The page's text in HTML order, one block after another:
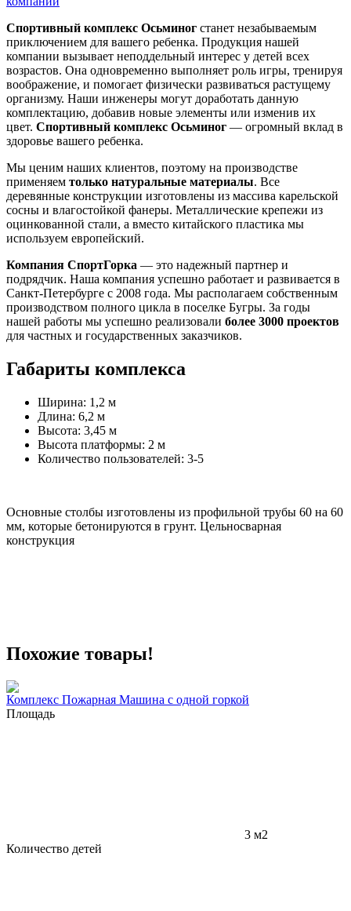
Спортивный комплекс Осьминог станет незабываемым
приключением для вашего ребенка. Продукция нашей
компании вызывает неподдельный интерес у детей всех
возрастов. Она одновременно выполняет роль игры, тренируя
воображение, и помогает физически развиваться растущему
организму. Наши инженеры могут доработать данную
комплектацию, добавив новые элементы или изменив их
цвет. Спортивный комплекс Осьминог — огромный вклад в
здоровье вашего ребенка.
Мы ценим наших клиентов, поэтому на производстве
применяем только натуральные материалы. Все
деревянные конструкции изготовлены из массива карельской
сосны и влагостойкой фанеры. Металлические крепежи из
оцинкованной стали, а вместо китайского пластика мы
используем европейский.
Компания СпортГорка — это надежный партнер и
подрядчик. Наша компания успешно работает и развивается в
Санкт-Петербурге с 2008 года. Мы располагаем собственным
производством полного цикла в поселке Бугры. За годы
нашей работы мы успешно реализовали более 3000 проектов
для частных и государственных заказчиков.
Габариты комплекса
Ширина: 1,2 м
Длина: 6,2 м
Высота: 3,45 м
Высота платформы: 2 м
Количество пользователей: 3-5
Основные столбы изготовлены из профильной трубы 60 на 60
мм, которые бетонируются в грунт. Цельносварная
конструкция
Похожие товары!
Комплекс Пожарная Машина с одной горкой
Площадь
3 м2
Количество детей